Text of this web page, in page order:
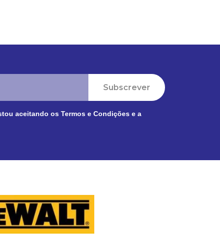
Subscrever
aceitando os Termos e Condições e a